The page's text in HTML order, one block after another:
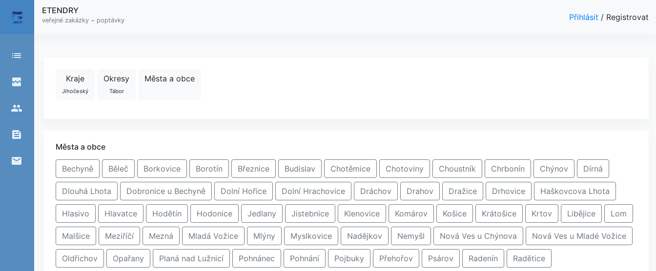
list
broken_image
people
feed
email
ETENDRY
veřejné zakázky ~ poptávky Přihlásit / Registrovat
Kraje
Jihočeský
Okresy
Tábor
Města a obce
Města a obce
Bechyně Běleč Borkovice Borotín Březnice Budislav Chotěmice Chotoviny Choustník Chrbonín Chýnov Dírná
Dlouhá Lhota Dobronice u Bechyně Dolní Hořice Dolní Hrachovice Dráchov Drahov Dražice Drhovice Haškovcova Lhota
Hlasivo Hlavatce Hodětín Hodonice Jedlany Jistebnice Klenovice Komárov Košice Krátošice Krtov Libějice Lom
Malšice Meziříčí Mezná Mladá Vožice Mlýny Myslkovice Nadějkov Nemyšl Nová Ves u Chýnova Nová Ves u Mladé Vožice
Oldřichov Opařany Planá nad Lužnicí Pohnánec Pohnání Pojbuky Přehořov Psárov Radenín Radětice